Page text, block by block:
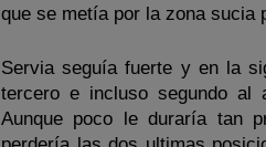
que se metía por la zona sucia
Servia seguía fuerte y en la
tercero e incluso segundo al
Aunque poco le duraría tan